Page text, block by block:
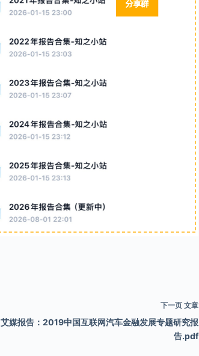
下一页 文章
艾媒报告：2019中国互联网汽车金融发展专题研究报
告.pdf